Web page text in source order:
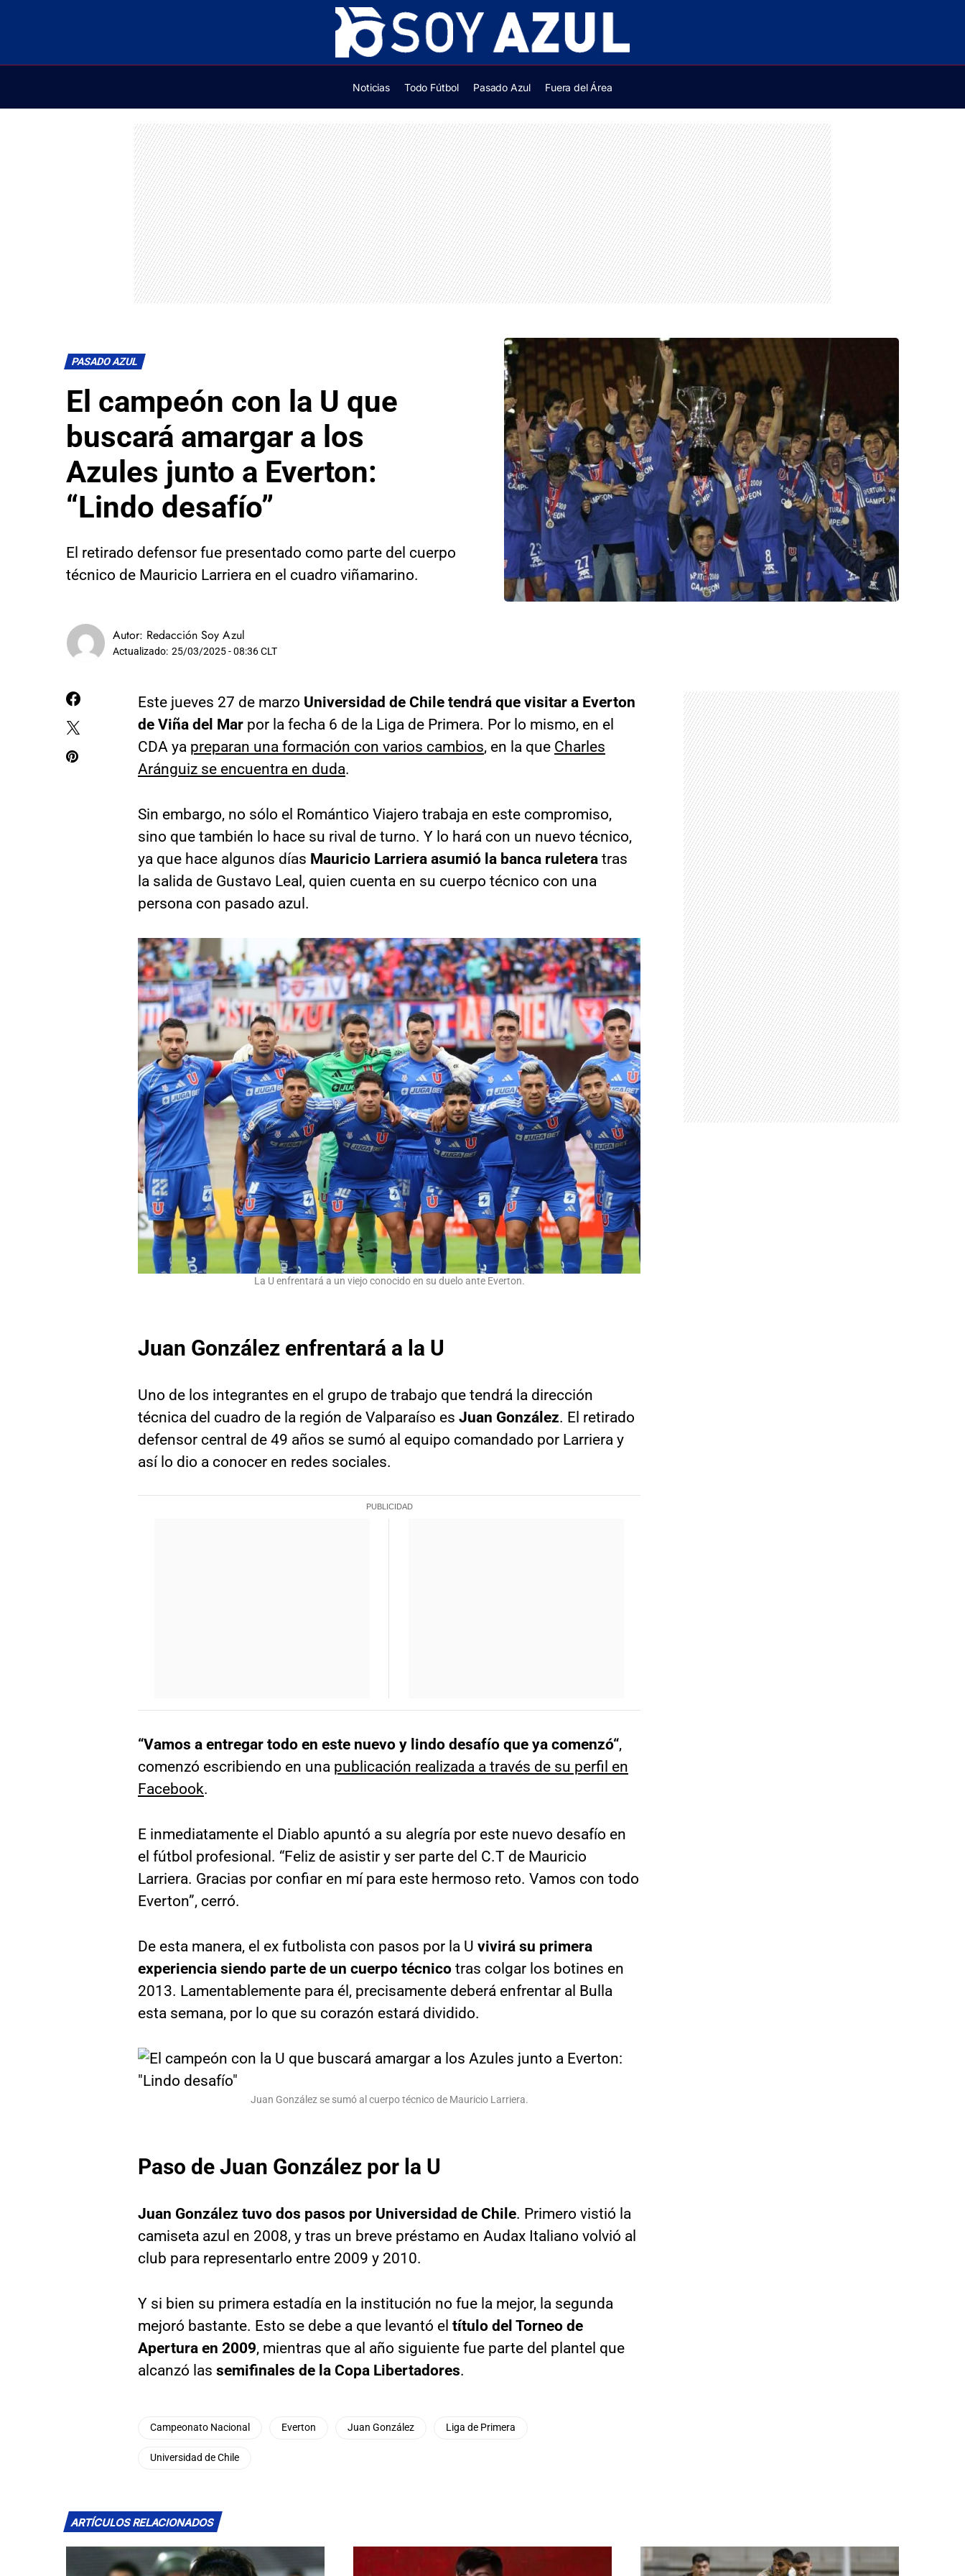
Noticias Todo Fútbol Pasado Azul Fuera del Área
PASADO AZUL
El campeón con la U que
buscará amargar a los
Azules junto a Everton:
“Lindo desafío”
El retirado defensor fue presentado como parte del cuerpo
técnico de Mauricio Larriera en el cuadro viñamarino.
Autor: Redacción Soy Azul
Actualizado: 25/03/2025 - 08:36 CLT
Este jueves 27 de marzo Universidad de Chile tendrá que visitar a Everton
de Viña del Mar por la fecha 6 de la Liga de Primera. Por lo mismo, en el
CDA ya preparan una formación con varios cambios, en la que Charles
Aránguiz se encuentra en duda.
Sin embargo, no sólo el Romántico Viajero trabaja en este compromiso,
sino que también lo hace su rival de turno. Y lo hará con un nuevo técnico,
ya que hace algunos días Mauricio Larriera asumió la banca ruletera tras
la salida de Gustavo Leal, quien cuenta en su cuerpo técnico con una
persona con pasado azul.
La U enfrentará a un viejo conocido en su duelo ante Everton.
Juan González enfrentará a la U
Uno de los integrantes en el grupo de trabajo que tendrá la dirección
técnica del cuadro de la región de Valparaíso es Juan González. El retirado
defensor central de 49 años se sumó al equipo comandado por Larriera y
así lo dio a conocer en redes sociales.
“Vamos a entregar todo en este nuevo y lindo desafío que ya comenzó“,
comenzó escribiendo en una publicación realizada a través de su perfil en
Facebook.
E inmediatamente el Diablo apuntó a su alegría por este nuevo desafío en
el fútbol profesional. “Feliz de asistir y ser parte del C.T de Mauricio
Larriera. Gracias por confiar en mí para este hermoso reto. Vamos con todo
Everton”, cerró.
De esta manera, el ex futbolista con pasos por la U vivirá su primera
experiencia siendo parte de un cuerpo técnico tras colgar los botines en
2013. Lamentablemente para él, precisamente deberá enfrentar al Bulla
esta semana, por lo que su corazón estará dividido.
Juan González se sumó al cuerpo técnico de Mauricio Larriera.
Paso de Juan González por la U
Juan González tuvo dos pasos por Universidad de Chile. Primero vistió la
camiseta azul en 2008, y tras un breve préstamo en Audax Italiano volvió al
club para representarlo entre 2009 y 2010.
Y si bien su primera estadía en la institución no fue la mejor, la segunda
mejoró bastante. Esto se debe a que levantó el título del Torneo de
Apertura en 2009, mientras que al año siguiente fue parte del plantel que
alcanzó las semifinales de la Copa Libertadores.
Campeonato Nacional Everton Juan González Liga de Primera
Universidad de Chile
ARTÍCULOS RELACIONADOS